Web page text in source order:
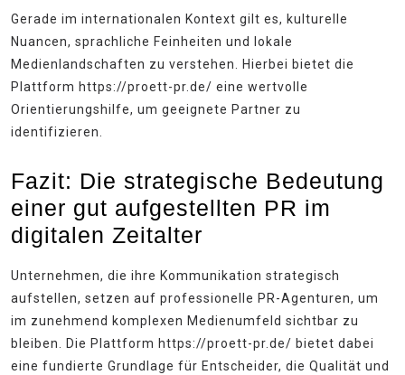
Gerade im internationalen Kontext gilt es, kulturelle
Nuancen, sprachliche Feinheiten und lokale
Medienlandschaften zu verstehen. Hierbei bietet die
Plattform https://proett-pr.de/ eine wertvolle
Orientierungshilfe, um geeignete Partner zu
identifizieren.
Fazit: Die strategische Bedeutung
einer gut aufgestellten PR im
digitalen Zeitalter
Unternehmen, die ihre Kommunikation strategisch
aufstellen, setzen auf professionelle PR-Agenturen, um
im zunehmend komplexen Medienumfeld sichtbar zu
bleiben. Die Plattform https://proett-pr.de/ bietet dabei
eine fundierte Grundlage für Entscheider, die Qualität und